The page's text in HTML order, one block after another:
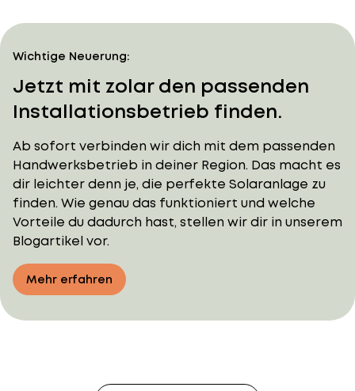
Wichtige Neuerung:
Jetzt mit zolar den passenden
Installationsbetrieb finden.
Ab sofort verbinden wir dich mit dem passenden
Handwerksbetrieb in deiner Region. Das macht es
dir leichter denn je, die perfekte Solaranlage zu
finden. Wie genau das funktioniert und welche
Vorteile du dadurch hast, stellen wir dir in unserem
Blogartikel vor.
Mehr erfahren